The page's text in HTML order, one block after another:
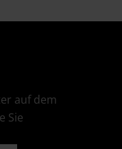
auf dem
Sie